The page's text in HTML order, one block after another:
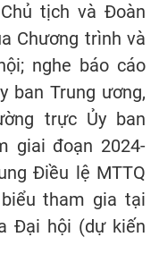
tịch và Đoàn
Chương trình và
nghe báo cáo
ban Trung ương,
trực Ủy ban
giai đoạn 2024-
Điều lệ MTTQ
tham gia tại
Đại hội (dự kiến